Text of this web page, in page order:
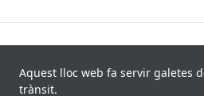
recollides de 840 fonts i
Aquest lloc web fa servir galetes
trànsit.